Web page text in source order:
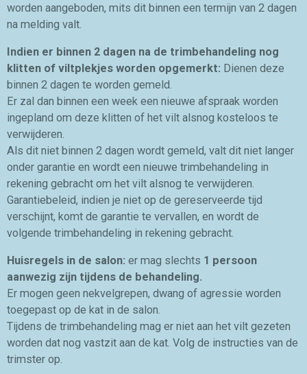
worden aangeboden, mits dit binnen een termijn van 2 dagen
na melding valt.
Indien er binnen 2 dagen na de trimbehandeling nog
klitten of viltplekjes worden opgemerkt: Dienen deze
binnen 2 dagen te worden gemeld.
Er zal dan binnen een week een nieuwe afspraak worden
ingepland om deze klitten of het vilt alsnog kosteloos te
verwijderen.
Als dit niet binnen 2 dagen wordt gemeld, valt dit niet langer
onder garantie en wordt een nieuwe trimbehandeling in
rekening gebracht om het vilt alsnog te verwijderen.
Garantiebeleid, indien je niet op de gereserveerde tijd
verschijnt, komt de garantie te vervallen, en wordt de
volgende trimbehandeling in rekening gebracht.
Huisregels in de salon: er mag slechts 1 persoon
aanwezig zijn tijdens de behandeling.
Er mogen geen nekvelgrepen, dwang of agressie worden
toegepast op de kat in de salon.
Tijdens de trimbehandeling mag er niet aan het vilt gezeten
worden dat nog vastzit aan de kat. Volg de instructies van de
trimster op.